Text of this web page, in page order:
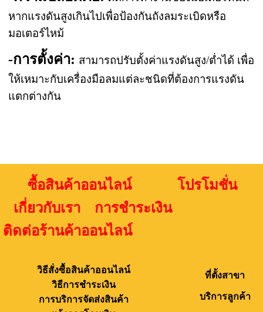
หากแรงดันสูงเกินไปเพื่อป้องกันถังลมระเบิดหรือ
มอเตอร์ไหม้
-การตั้งค่า: สามารถปรับตั้งค่าแรงดันสูง/ต่ำได้ เพื่อ
ให้เหมาะกับเครื่องมือลมแต่ละชนิดที่ต้องการแรงดัน
แตกต่างกัน
ซื้อสินค้าออนไลน์ โปรโมชั่น
เกี่ยวกับเรา การชำระเงิน
ติดต่อร้านค้าออนไลน์
วิธีสั่งซื้อสินค้าออนไลน์
วิธีการชำระเงิน
การบริการจัดส่งสินค้า
ที่ตั้งสาขา
บริการลูกค้า